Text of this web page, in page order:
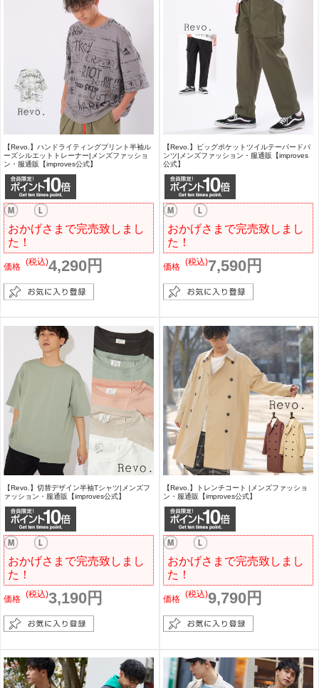
【Revo.】ハンドライティングプリント半袖ル
ーズシルエットトレーナー|メンズファッショ
ン・服通販【improves公式】
おかげさまで完売致しまし
た！
価格 4,290円
(税込)
【Revo.】ビッグポケットツイルテーパードパ
ンツ|メンズファッション・服通販【improves
公式】
おかげさまで完売致しまし
た！
価格 7,590円
(税込)
【Revo.】切替デザイン半袖Tシャツ|メンズフ
ァッション・服通販【improves公式】
おかげさまで完売致しまし
た！
価格 3,190円
(税込)
【Revo.】トレンチコート |メンズファッショ
ン・服通販【improves公式】
おかげさまで完売致しまし
た！
価格 9,790円
(税込)